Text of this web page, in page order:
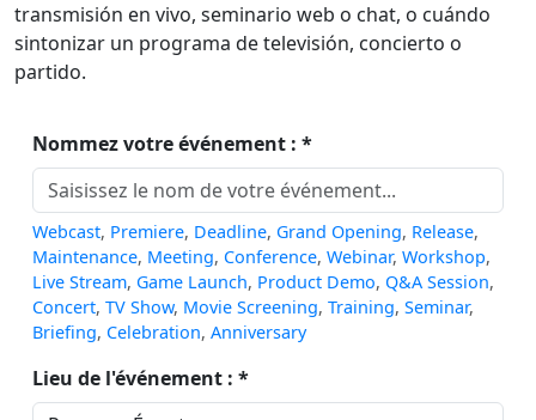
transmisión en vivo, seminario web o chat, o cuándo
sintonizar un programa de televisión, concierto o
partido.
Nommez votre événement : *
Webcast, Premiere, Deadline, Grand Opening, Release,
Maintenance, Meeting, Conference, Webinar, Workshop,
Live Stream, Game Launch, Product Demo, Q&A Session,
Concert, TV Show, Movie Screening, Training, Seminar,
Briefing, Celebration, Anniversary
Lieu de l'événement : *